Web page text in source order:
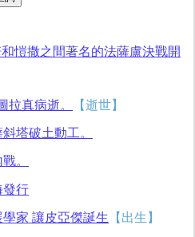
愷撒之間著名的法薩盧決戰開
拉真病逝。 【逝世】
塔破土動工。
。
發行
家 讓皮亞傑誕生 【出生】